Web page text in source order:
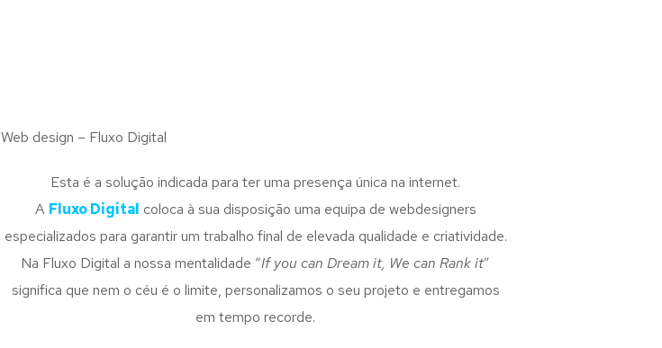
Web design – Fluxo Digital
Esta é a solução indicada para ter uma presença única na internet.
A Fluxo Digital coloca à sua disposição uma equipa de webdesigners
especializados para garantir um trabalho final de elevada qualidade e criatividade.
Na Fluxo Digital a nossa mentalidade “If you can Dream it, We can Rank it”
significa que nem o céu é o limite, personalizamos o seu projeto e entregamos
em tempo recorde.